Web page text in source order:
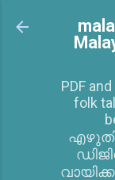
PDF
folk